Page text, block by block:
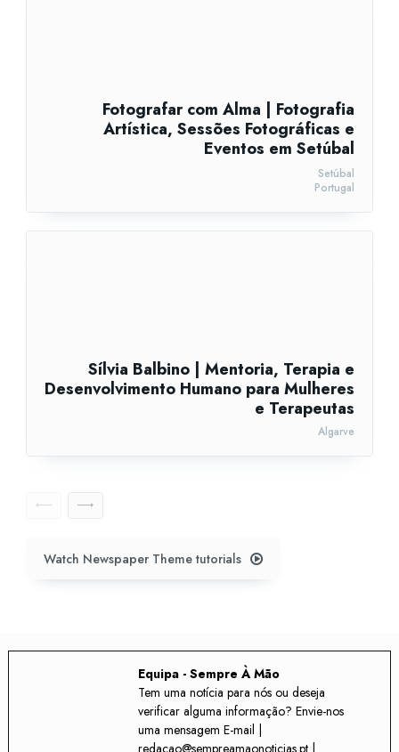
Fotografar com Alma | Fotografia
Artística, Sessões Fotográficas e
Eventos em Setúbal
Portugal
Setúbal
Sílvia Balbino | Mentoria, Terapia e
Desenvolvimento Humano para Mulheres
e Terapeutas
Algarve
Watch Newspaper Theme tutorials
Equipa - Sempre À Mão
Tem uma notícia para nós ou deseja
verificar alguma informação? Envie-nos
uma mensagem E-mail |
redacao@sempreamaonoticias.pt |